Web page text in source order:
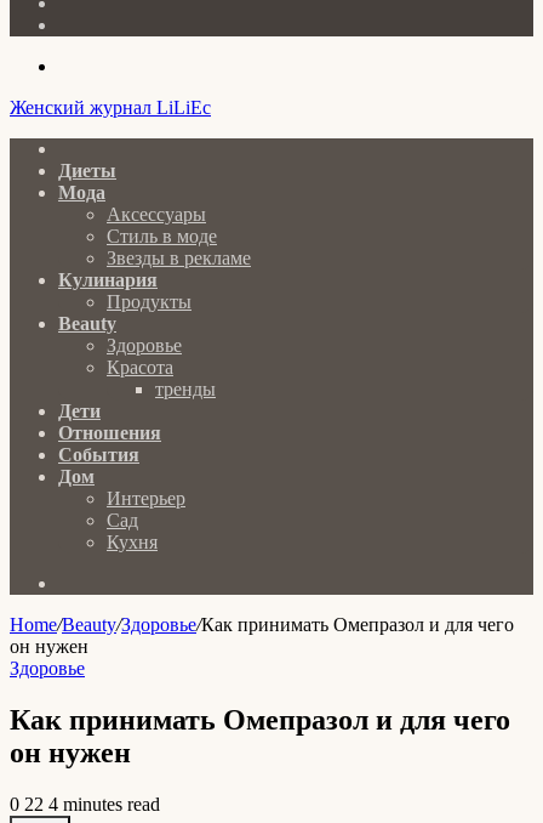
Женский журнал LiLiEc
Диеты
Мода
Аксессуары
Стиль в моде
Звезды в рекламе
Кулинария
Продукты
Beauty
Здоровье
Красота
тренды
Дети
Отношения
События
Дом
Интерьер
Сад
Кухня
Home/Beauty/Здоровье/Как принимать Омепразол и для чего
он нужен
Здоровье
Как принимать Омепразол и для чего
он нужен
0 22 4 minutes read